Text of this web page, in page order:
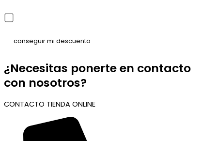
¿Necesitas ponerte en contacto
con nosotros?
CONTACTO TIENDA ONLINE